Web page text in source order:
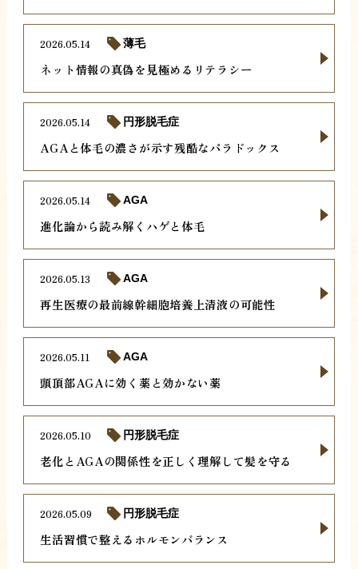
ネット情報の真偽を見極めるリテラシー
2026.05.14 薄毛
AGAと体毛の濃さが示す残酷なパラドックス
2026.05.14 円形脱毛症
進化論から読み解くハゲと体毛
2026.05.14 AGA
再生医療の最前線幹細胞培養上清液の可能性
2026.05.13 AGA
頭頂部AGAに効く薬と効かない薬
2026.05.11 AGA
老化とAGAの関係性を正しく理解して髪を守る
2026.05.10 円形脱毛症
生活習慣で整えるホルモンバランス
2026.05.09 円形脱毛症